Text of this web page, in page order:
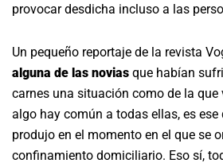
provocar desdicha incluso a las
Un pequeño reportaje de la revista
alguna de las novias que habían
carnes una situación como de la
algo hay común a todas ellas, es ese
produjo en el momento en el que se
confinamiento domiciliario. Eso sí,